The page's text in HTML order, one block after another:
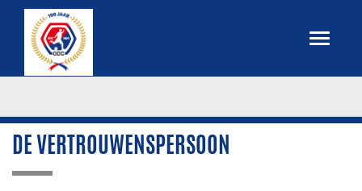
DE VERTROUWENSPERSOON